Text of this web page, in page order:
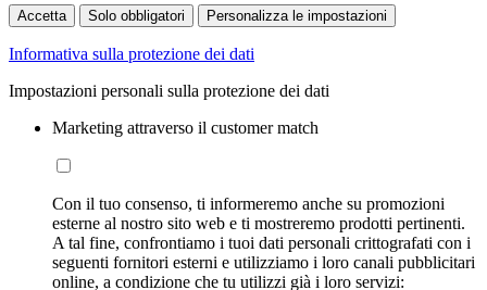
Accetta Solo obbligatori Personalizza le impostazioni
Informativa sulla protezione dei dati
Impostazioni personali sulla protezione dei dati
Marketing attraverso il customer match
Con il tuo consenso, ti informeremo anche su promozioni
esterne al nostro sito web e ti mostreremo prodotti pertinenti.
A tal fine, confrontiamo i tuoi dati personali crittografati con i
seguenti fornitori esterni e utilizziamo i loro canali pubblicitari
online, a condizione che tu utilizzi già i loro servizi: